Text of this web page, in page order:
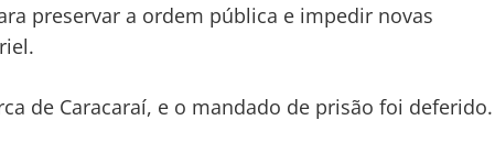
preservar a ordem pública e impedir novas
de Caracaraí, e o mandado de prisão foi deferido.